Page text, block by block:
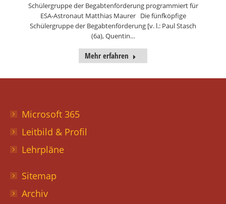
Schülergruppe der Begabtenförderung programmiert für
ESA-Astronaut Matthias Maurer Die fünfköpfige
Schülergruppe der Begabtenförderung [v. l.: Paul Stasch
(6a), Quentin…
Mehr erfahren
Microsoft 365
Leitbild & Profil
Lehrpläne
Sitemap
Archiv